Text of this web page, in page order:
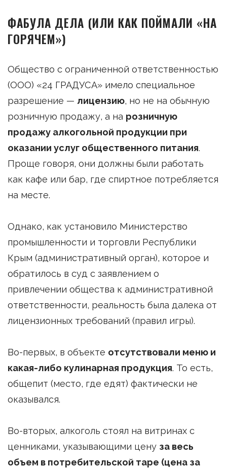
ФАБУЛА ДЕЛА (ИЛИ КАК ПОЙМАЛИ «НА
ГОРЯЧЕМ»)
Общество с ограниченной ответственностью
(ООО) «24 ГРАДУСА» имело специальное
разрешение — лицензию, но не на обычную
розничную продажу, а на розничную
продажу алкогольной продукции при
оказании услуг общественного питания.
Проще говоря, они должны были работать
как кафе или бар, где спиртное потребляется
на месте.
Однако, как установило Министерство
промышленности и торговли Республики
Крым (административный орган), которое и
обратилось в суд с заявлением о
привлечении общества к административной
ответственности, реальность была далека от
лицензионных требований (правил игры).
Во-первых, в объекте отсутствовали меню и
какая-либо кулинарная продукция. То есть,
общепит (место, где едят) фактически не
оказывался.
Во-вторых, алкоголь стоял на витринах с
ценниками, указывающими цену за весь
объем в потребительской таре (цена за